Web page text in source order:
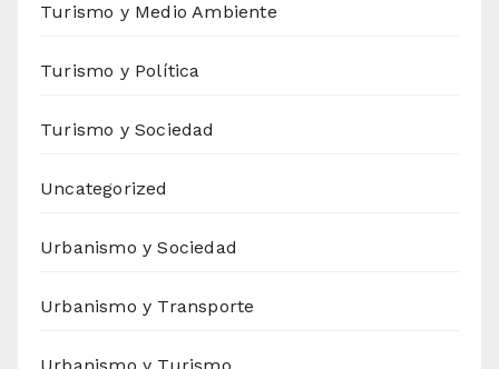
Turismo y Medio Ambiente
Turismo y Política
Turismo y Sociedad
Uncategorized
Urbanismo y Sociedad
Urbanismo y Transporte